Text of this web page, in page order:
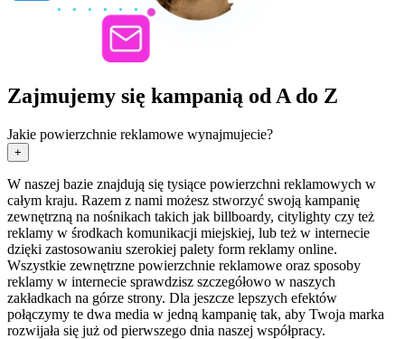
Zajmujemy się kampanią od A do Z
Jakie powierzchnie reklamowe wynajmujecie?
+
W naszej bazie znajdują się tysiące powierzchni reklamowych w
całym kraju. Razem z nami możesz stworzyć swoją kampanię
zewnętrzną na nośnikach takich jak billboardy, citylighty czy też
reklamy w środkach komunikacji miejskiej, lub też w internecie
dzięki zastosowaniu szerokiej palety form reklamy online.
Wszystkie zewnętrzne powierzchnie reklamowe oraz sposoby
reklamy w internecie sprawdzisz szczegółowo w naszych
zakładkach na górze strony. Dla jeszcze lepszych efektów
połączymy te dwa media w jedną kampanię tak, aby Twoja marka
rozwijała się już od pierwszego dnia naszej współpracy.